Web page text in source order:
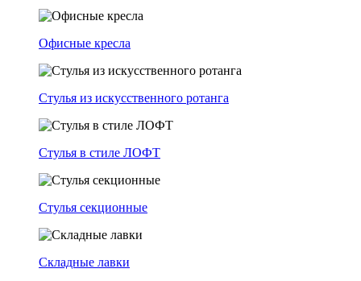
Офисные кресла
Стулья из искусственного ротанга
Стулья в стиле ЛОФТ
Стулья секционные
Складные лавки